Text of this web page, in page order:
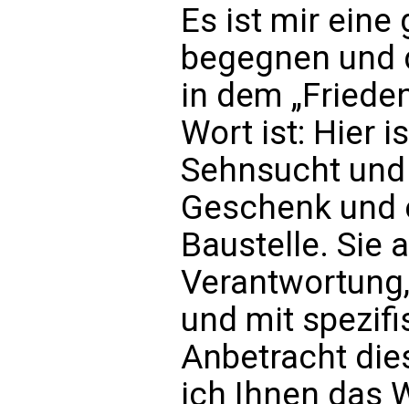
Es ist mir eine
begegnen und
in dem
Wort ist: Hier
Sehnsucht
Geschenk
Baustelle. Sie
und mit
Anbetracht
ich Ihnen das